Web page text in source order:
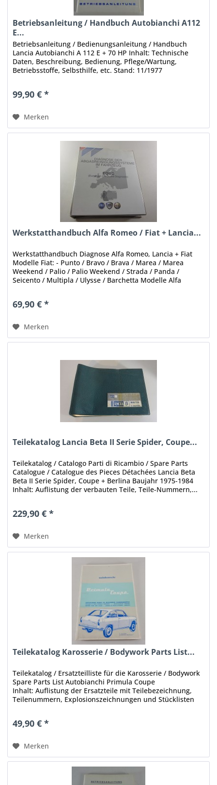
Betriebsanleitung / Handbuch Autobianchi A112
E...
Betriebsanleitung / Bedienungsanleitung / Handbuch
Lancia Autobianchi A 112 E + 70 HP Inhalt: Technische
Daten, Beschreibung, Bedienung, Pflege/Wartung,
Betriebsstoffe, Selbsthilfe, etc. Stand: 11/1977
99,90 € *
Merken
Werkstatthandbuch Alfa Romeo / Fiat + Lancia...
Werkstatthandbuch Diagnose Alfa Romeo, Lancia + Fiat
Modelle Fiat: - Punto / Bravo / Brava / Marea / Marea
Weekend / Palio / Palio Weekend / Strada / Panda /
Seicento / Multipla / Ulysse / Barchetta Modelle Alfa
69,90 € *
Merken
Teilekatalog Lancia Beta II Serie Spider, Coupe...
Teilekatalog / Catalogo Parti di Ricambio / Spare Parts
Catalogue / Catalogue des Pieces Détachées Lancia Beta
Beta II Serie Spider, Coupe + Berlina Baujahr 1975-1984
Inhalt: Auflistung der verbauten Teile, Teile-Nummern,...
229,90 € *
Merken
Teilekatalog Karosserie / Bodywork Parts List...
Teilekatalog / Ersatzteilliste für die Karosserie / Bodywork
Spare Parts List Autobianchi Primula Coupe
Inhalt: Auflistung der Ersatzteile mit Teilebezeichnung,
Teilenummern, Explosionszeichnungen und Stücklisten
49,90 € *
Merken